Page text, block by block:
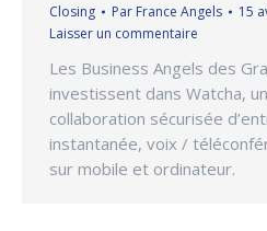
Closing Par France Angels
15
Laisser un commentaire
Les Business Angels des
investissent dans Watcha,
collaboration sécurisée
instantanée, voix /
sur mobile et ordinateur.